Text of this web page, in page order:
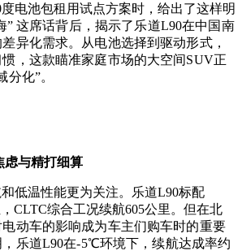
电池包租用试点方案时，给出了这样明
” 这席话背后，揭示了乐道L90在中国南
异化需求。从电池选择到驱动形式，
，这款瞄准家庭市场的大空间SUV正
化”。
虑与精打细算
低温性能更为关注。乐道L90标配
CLTC综合工况续航605公里。 但在北
动车的影响成为车主们购车时的重要
，乐道L90在-5℃环境下，续航达成率约